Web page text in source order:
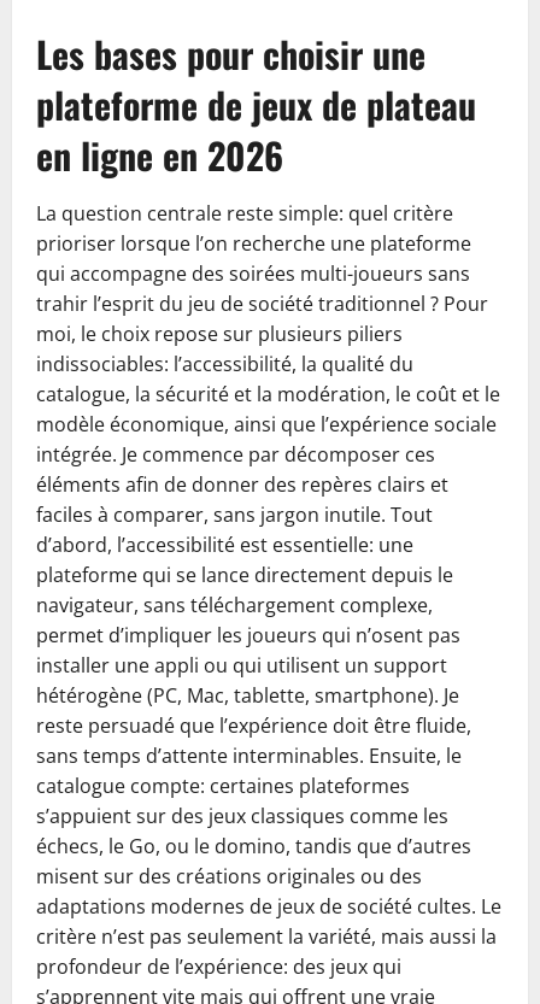
Les bases pour choisir une
plateforme de jeux de plateau
en ligne en 2026
La question centrale reste simple: quel critère
prioriser lorsque l’on recherche une plateforme
qui accompagne des soirées multi-joueurs sans
trahir l’esprit du jeu de société traditionnel ? Pour
moi, le choix repose sur plusieurs piliers
indissociables: l’accessibilité, la qualité du
catalogue, la sécurité et la modération, le coût et le
modèle économique, ainsi que l’expérience sociale
intégrée. Je commence par décomposer ces
éléments afin de donner des repères clairs et
faciles à comparer, sans jargon inutile. Tout
d’abord, l’accessibilité est essentielle: une
plateforme qui se lance directement depuis le
navigateur, sans téléchargement complexe,
permet d’impliquer les joueurs qui n’osent pas
installer une appli ou qui utilisent un support
hétérogène (PC, Mac, tablette, smartphone). Je
reste persuadé que l’expérience doit être fluide,
sans temps d’attente interminables. Ensuite, le
catalogue compte: certaines plateformes
s’appuient sur des jeux classiques comme les
échecs, le Go, ou le domino, tandis que d’autres
misent sur des créations originales ou des
adaptations modernes de jeux de société cultes. Le
critère n’est pas seulement la variété, mais aussi la
profondeur de l’expérience: des jeux qui
s’apprennent vite mais qui offrent une vraie